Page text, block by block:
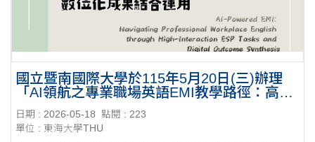
國立暨南國際大學於115年5月20日(三)辦理
「AI領航之專業職場英語EMI教學路徑：高互
動ESP任務設計與數位化成果結合運用」講座
日期 : 2026-05-18
點閱 : 223
單位 : 東海大學THU